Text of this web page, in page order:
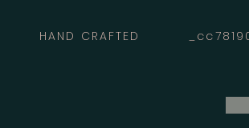
HAND CRAFTED